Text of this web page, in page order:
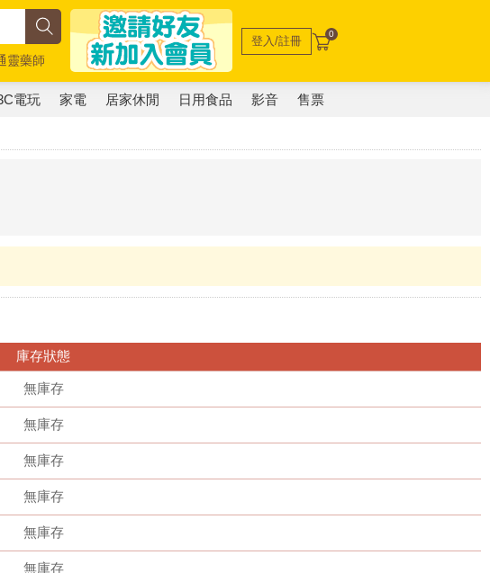
靈藥師
登入/註冊 0
電玩 家電 居家休閒 日用食品 影音 售票
庫存狀態
無庫存
無庫存
無庫存
無庫存
無庫存
無庫存